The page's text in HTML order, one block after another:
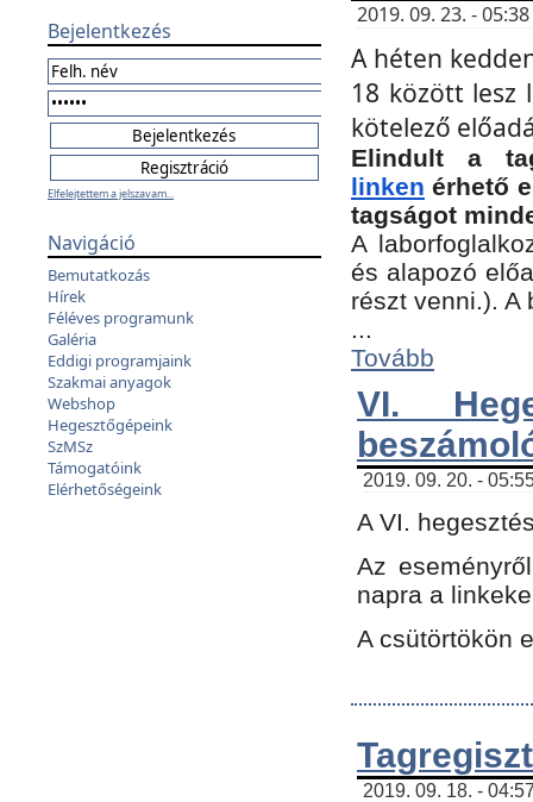
Bejelentkezés
Elfelejtettem a jelszavam...
Navigáció
Bemutatkozás
Hírek
Féléves programunk
Galéria
Eddigi programjaink
Szakmai anyagok
Webshop
Hegesztőgépeink
SzMSz
Támogatóink
Elérhetőségeink
2019. 09. 23. -
A héten
18 között lesz
kötelező
Elindult a
linken érhető
tagságot
A
és alapozó
részt venni.).
...
Tovább
VI.
2019. 09. 20. -
A VI.
Az
napra a
A csütörtökön
2019. 09. 18. -